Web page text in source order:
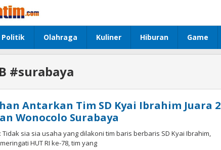
Politik Olahraga Kuliner Hiburan Game
#surabaya
Antarkan Tim SD Kyai Ibrahim Juara 2
Wonocolo Surabaya
Tidak sia sia usaha yang dilakoni tim baris berbaris SD Kyai Ibrahim,
HUT RI ke-78, tim yang